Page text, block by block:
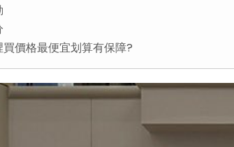
價格最便宜划算有保障?